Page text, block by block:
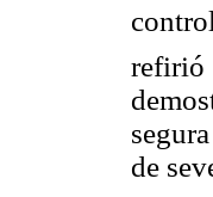
refirió
de